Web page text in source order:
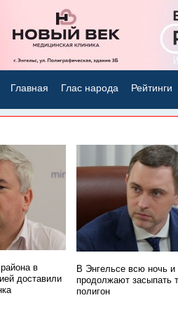
Главная Глас народа Рейтинги
в
доставили
В Энгельсе всю ночь и
продолжают засыпать
полигон